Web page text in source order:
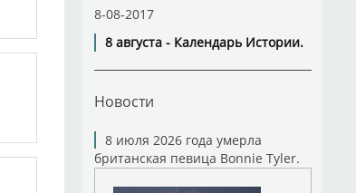
8-08-2017
8 августа - Календарь Истории.
Новости
8 июля 2026 года умерла
британская певица Bonnie Tyler.